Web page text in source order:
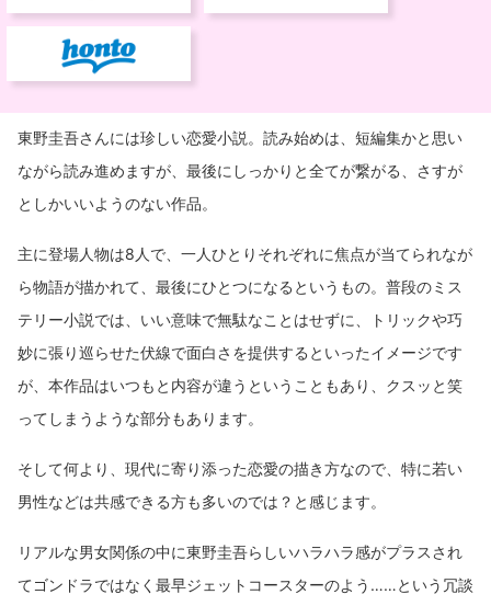
東野圭吾さんには珍しい恋愛小説。読み始めは、短編集かと思い
ながら読み進めますが、最後にしっかりと全てが繋がる、さすが
としかいいようのない作品。
主に登場人物は8人で、一人ひとりそれぞれに焦点が当てられなが
ら物語が描かれて、最後にひとつになるというもの。普段のミス
テリー小説では、いい意味で無駄なことはせずに、トリックや巧
妙に張り巡らせた伏線で面白さを提供するといったイメージです
が、本作品はいつもと内容が違うということもあり、クスッと笑
ってしまうような部分もあります。
そして何より、現代に寄り添った恋愛の描き方なので、特に若い
男性などは共感できる方も多いのでは？と感じます。
リアルな男女関係の中に東野圭吾らしいハラハラ感がプラスされ
てゴンドラではなく最早ジェットコースターのよう……という冗談